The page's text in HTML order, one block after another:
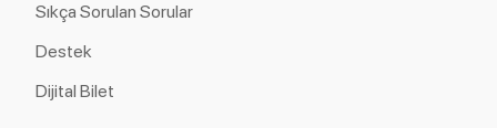
Sıkça Sorulan Sorular
Destek
Dijital Bilet